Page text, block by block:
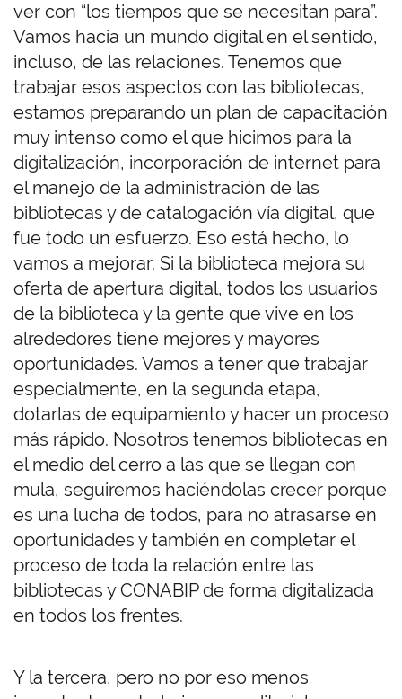
ver con “los tiempos que se necesitan para”.
Vamos hacia un mundo digital en el sentido,
incluso, de las relaciones. Tenemos que
trabajar esos aspectos con las bibliotecas,
estamos preparando un plan de capacitación
muy intenso como el que hicimos para la
digitalización, incorporación de internet para
el manejo de la administración de las
bibliotecas y de catalogación vía digital, que
fue todo un esfuerzo. Eso está hecho, lo
vamos a mejorar. Si la biblioteca mejora su
oferta de apertura digital, todos los usuarios
de la biblioteca y la gente que vive en los
alrededores tiene mejores y mayores
oportunidades. Vamos a tener que trabajar
especialmente, en la segunda etapa,
dotarlas de equipamiento y hacer un proceso
más rápido. Nosotros tenemos bibliotecas en
el medio del cerro a las que se llegan con
mula, seguiremos haciéndolas crecer porque
es una lucha de todos, para no atrasarse en
oportunidades y también en completar el
proceso de toda la relación entre las
bibliotecas y CONABIP de forma digitalizada
en todos los frentes.
Y la tercera, pero no por eso menos